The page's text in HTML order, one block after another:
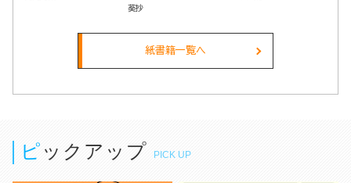
底辺冒険者が元仲間の女
讐を誓います！（１）
葵抄
紙書籍一覧へ
ピックアップ PICK UP